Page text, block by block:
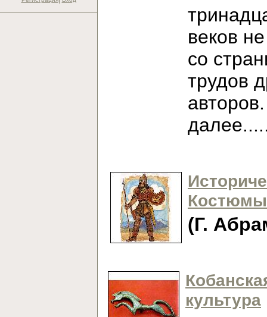
веков
со
трудов
Костюмы
(Г.
культура